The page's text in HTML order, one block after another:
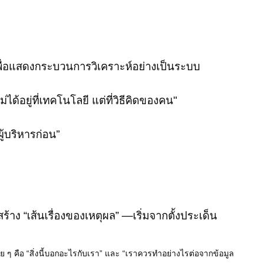
อแสดงกระบวนการวิเคราะห์อย่างเป็นระบบ
ได้อยู่ที่เทคโนโลยี แต่ที่วิธีคิดของคน"
บริหารก่อน”
ง “เส้นเรื่องของเหตุผล” —เริ่มจากตั้งประเด็น
ๆ คือ “สิ่งนี้บอกอะไรกับเรา” และ “เราควรทำอย่างไรต่อจากข้อมูล